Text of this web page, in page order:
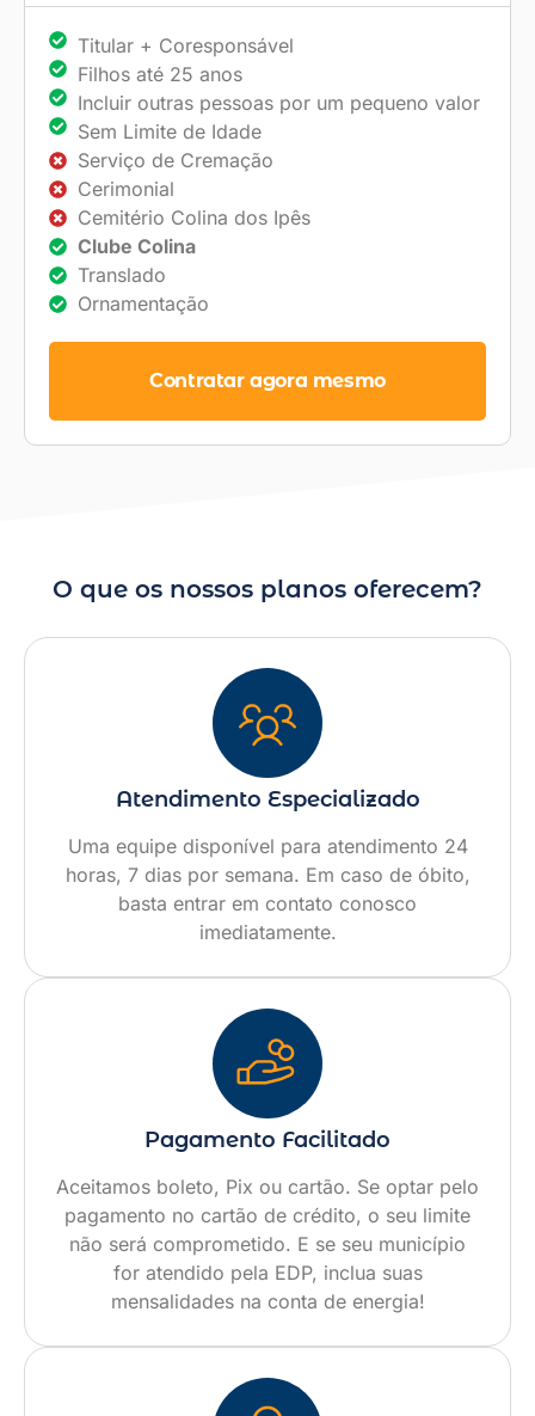
Titular + Coresponsável
Filhos até 25 anos
Incluir outras pessoas por um pequeno valor
Sem Limite de Idade
Serviço de Cremação
Cerimonial
Cemitério Colina dos Ipês
Clube Colina
Translado
Ornamentação
Contratar agora mesmo
O que os nossos planos oferecem?
Atendimento Especializado
Uma equipe disponível para atendimento 24
horas, 7 dias por semana. Em caso de óbito,
basta entrar em contato conosco
imediatamente.
Pagamento Facilitado
Aceitamos boleto, Pix ou cartão. Se optar pelo
pagamento no cartão de crédito, o seu limite
não será comprometido. E se seu município
for atendido pela EDP, inclua suas
mensalidades na conta de energia!